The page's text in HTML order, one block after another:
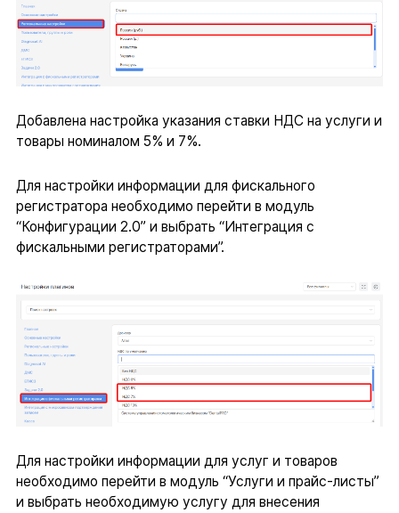
Добавлена настройка указания ставки НДС на услуги и
товары номиналом 5% и 7%.
Для настройки информации для фискального
регистратора необходимо перейти в модуль
“Конфигурации 2.0” и выбрать “Интеграция с
фискальными регистраторами”.
Для настройки информации для услуг и товаров
необходимо перейти в модуль “Услуги и прайс-листы”
и выбрать необходимую услугу для внесения